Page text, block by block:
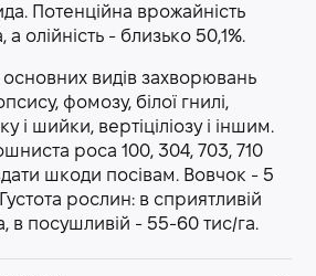
Потенційна врожайність
а олійність - близько 50,1%.
основних видів захворювань
фомозу, білої гнилі,
і шийки, вертіціліозу і іншим.
роса 100, 304, 703, 710
шкоди посівам. Вовчок - 5
рослин: в сприятливій
в посушливій - 55-60 тис/га.